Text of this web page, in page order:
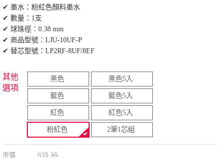
✔ 墨水：粉紅色顏料墨水
✔ 數量：1支
✔ 球珠徑：0.38 mm
✔ 商品型號：LJU-10UF-P
✔ 替芯型號：LP2RF-8UF/8EF
其他
選項
黑色 黑色5入
藍色 藍色5入
紅色 紅色5入
粉紅色 2筆1芯組
市價 NT$ 35